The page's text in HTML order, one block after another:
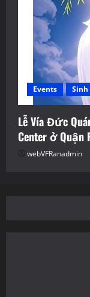
Events Sinh
Lễ Vía Đức
Center ở Quận
webVFRanadmin